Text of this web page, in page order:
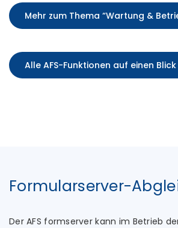
Mehr zum Thema “Wartung &
Alle AFS-Funktionen auf einen Blick
Formularserver-
Der AFS formserver kann im Betrieb